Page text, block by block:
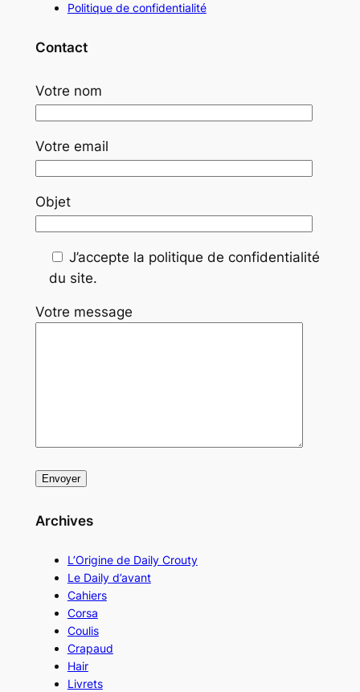
Politique de confidentialité
Contact
Votre nom
Votre email
Objet
J’accepte la politique de confidentialité
du site.
Votre message
Archives
L’Origine de Daily Crouty
Le Daily d’avant
Cahiers
Corsa
Coulis
Crapaud
Hair
Livrets